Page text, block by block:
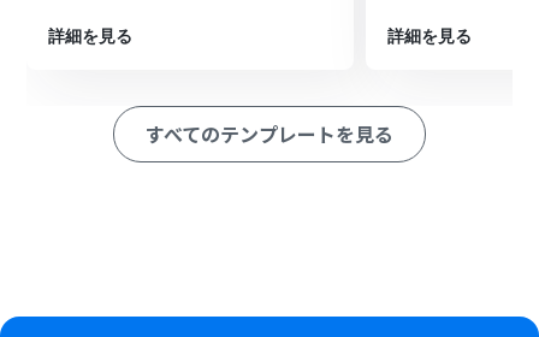
報を抽出します。
コードを作成します。
最後に、オペレーションでkintoneの「ファイルをアップ
ロード」アクションと「ファイルとレコードを関連付け」
■このワークフローのカスタムポイント
詳細を見る 詳細を見る
すべてのテンプレートを見る